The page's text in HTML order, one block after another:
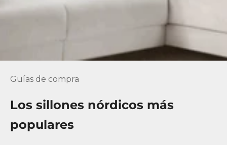
Guías de compra
Los sillones nórdicos más
populares